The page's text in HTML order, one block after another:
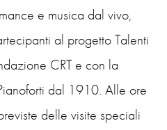
e musica dal vivo,
al progetto Talenti
CRT e con la
dal 1910. Alle ore
delle visite speciali